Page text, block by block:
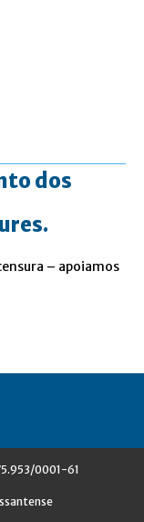
dos
– apoiamos
0001-61